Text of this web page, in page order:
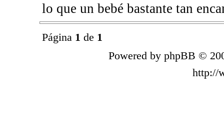
lo que un bebé bastante tan
Página 1 de 1
Powered by phpBB ©
http://